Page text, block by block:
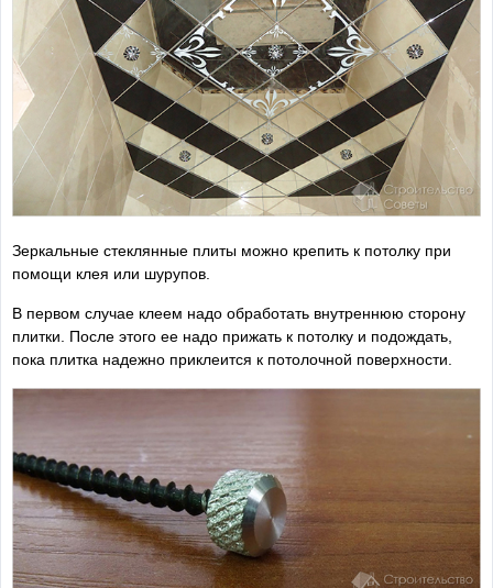
Зеркальные стеклянные плиты можно крепить к потолку при
помощи клея или шурупов.
В первом случае клеем надо обработать внутреннюю сторону
плитки. После этого ее надо прижать к потолку и подождать,
пока плитка надежно приклеится к потолочной поверхности.